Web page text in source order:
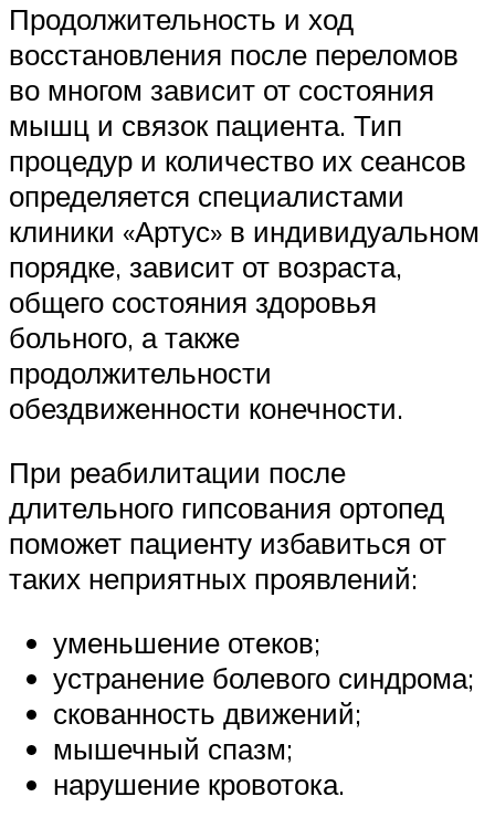
Продолжительность и ход
восстановления после переломов
во многом зависит от состояния
мышц и связок пациента. Тип
процедур и количество их сеансов
определяется специалистами
клиники «Артус» в индивидуальном
порядке, зависит от возраста,
общего состояния здоровья
больного, а также
продолжительности
обездвиженности конечности.
При реабилитации после
длительного гипсования ортопед
поможет пациенту избавиться от
таких неприятных проявлений:
уменьшение отеков;
устранение болевого синдрома;
скованность движений;
мышечный спазм;
нарушение кровотока.